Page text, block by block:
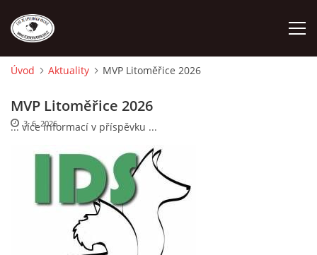
O NÁS
Úvod Aktuality MVP Litoměřice 2026
MVP Litoměřice 2026
... více informací v příspěvku ...
3. 6. 2026